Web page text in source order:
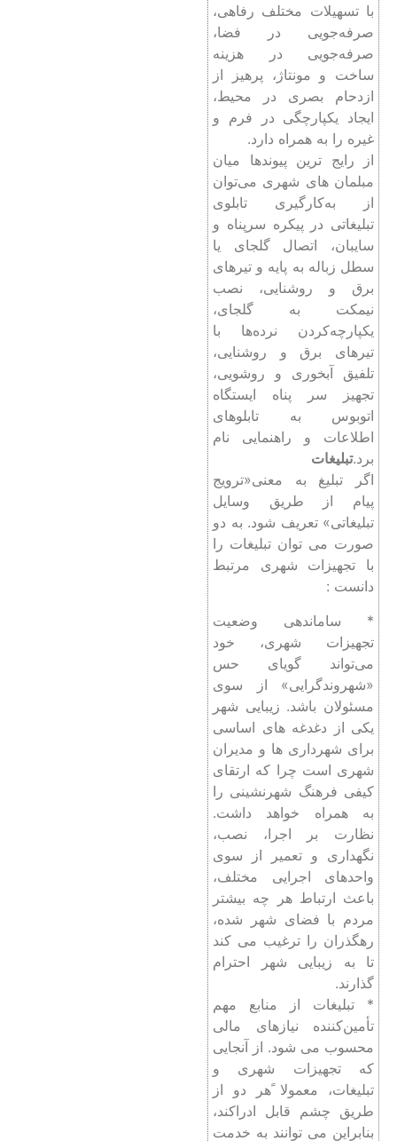
با تسهیلات مختلف رفاهی،
صرفه‌جویی در فضا،
صرفه‌جویی در هزینه
ساخت و مونتاژ، پرهیز از
ازدحام بصری در محیط،
ایجاد یکپارچگی در فرم و
غیره را به همراه دارد.
از رایج ترین پیوندها میان
مبلمان های شهری می‌توان
از به‌کار‌گیری تابلوی
تبلیغاتی در پیکره سرپناه و
سایبان، اتصال گلجای یا
سطل زباله به پایه و تیرهای
برق و روشنایی، نصب
نیمکت به گلجای،
یکپارچه‌کردن نرده‌ها با
تیرهای برق و روشنایی،
تلفیق آبخوری و روشویی،
تجهیز سر پناه ايستگاه
اتوبوس به تابلوهای
اطلاعات و راهنمايی نام
برد.تبلیغات
اگر تبلیغ به معنی«ترویج
پیام از طریق وسایل
تبلیغاتی» تعریف شود. به دو
صورت می توان تبلیغات را
با تجهیزات شهری مرتبط
دانست :
* ساماندهی وضعیت
تجهیزات شهری، خود
می‌تواند گویای حس
«شهروندگرایی» از سوی
مسئولان باشد. زیبایی شهر
یکی از دغدغه های اساسی
برای شهرداری ها و مدیران
شهری است چرا که ارتقای
کیفی فرهنگ شهرنشینی را
به همراه خواهد داشت.
نظارت بر اجرا، نصب،
نگهداری و تعمیر از سوی
واحدهای اجرایی مختلف،
باعث ارتباط هر چه بیشتر
مردم با فضای شهر شده،
رهگذران را ترغیب می کند
تا به زیبایی شهر احترام
گذارند.
* تبليغات از منابع مهم
تأمين‌کننده نيازهای مالی
محسوب می شود. از آنجایی
که تجهیزات شهری و
تبلیغات، معمولا ًهر دو از
طریق چشم قابل ادراکند،
بنابراین می توانند به خدمت